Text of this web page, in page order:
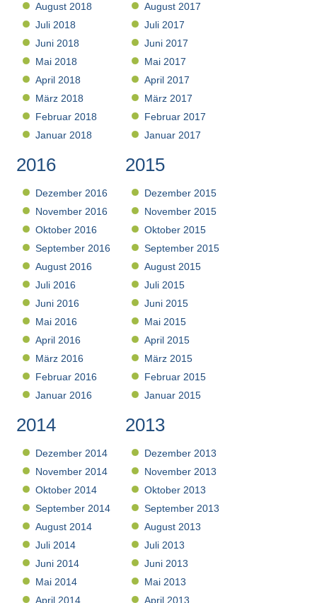
August 2018
Juli 2018
Juni 2018
Mai 2018
April 2018
März 2018
Februar 2018
Januar 2018
August 2017
Juli 2017
Juni 2017
Mai 2017
April 2017
März 2017
Februar 2017
Januar 2017
2016
Dezember 2016
November 2016
Oktober 2016
September 2016
August 2016
Juli 2016
Juni 2016
Mai 2016
April 2016
März 2016
Februar 2016
Januar 2016
2015
Dezember 2015
November 2015
Oktober 2015
September 2015
August 2015
Juli 2015
Juni 2015
Mai 2015
April 2015
März 2015
Februar 2015
Januar 2015
2014
Dezember 2014
November 2014
Oktober 2014
September 2014
August 2014
Juli 2014
Juni 2014
Mai 2014
April 2014
2013
Dezember 2013
November 2013
Oktober 2013
September 2013
August 2013
Juli 2013
Juni 2013
Mai 2013
April 2013